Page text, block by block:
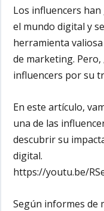
Los influencers
el mundo digital y
herramienta
de marketing. Pero,
influencers por su
En este artículo,
una de las
descubrir su
digital.
https://youtu.be/
Según informes de